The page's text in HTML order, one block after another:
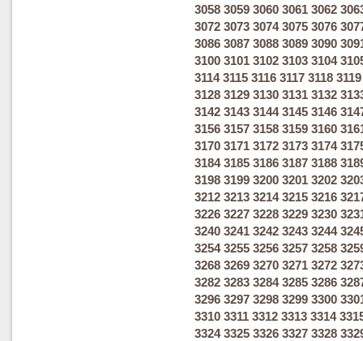
3058 3059 3060 3061 3062
3072 3073 3074 3075 3076
3086 3087 3088 3089 3090
3100 3101 3102 3103 3104
3114 3115 3116 3117 3118 3119
3128 3129 3130 3131 3132
3142 3143 3144 3145 3146
3156 3157 3158 3159 3160
3170 3171 3172 3173 3174
3184 3185 3186 3187 3188
3198 3199 3200 3201 3202
3212 3213 3214 3215 3216
3226 3227 3228 3229 3230
3240 3241 3242 3243 3244
3254 3255 3256 3257 3258
3268 3269 3270 3271 3272
3282 3283 3284 3285 3286
3296 3297 3298 3299 3300
3310 3311 3312 3313 3314
3324 3325 3326 3327 3328